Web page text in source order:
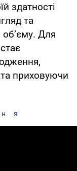
здатності
та
Для
приховуючи